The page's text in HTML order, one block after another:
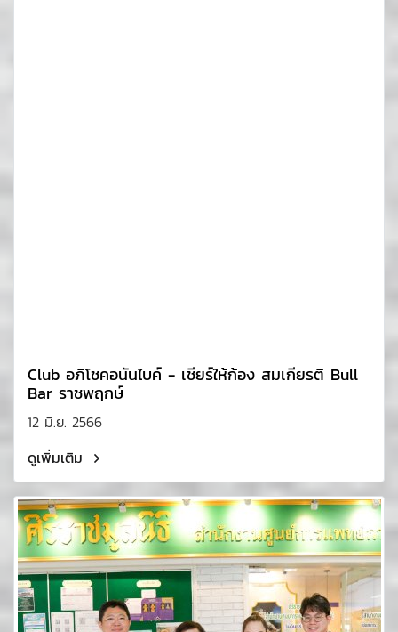
Club อภิโชคอนันไบค์ - เชียร์ให้ก้อง สมเกียรติ Bull
Bar ราชพฤกษ์
12 มิ.ย. 2566
ดูเพิ่มเติม